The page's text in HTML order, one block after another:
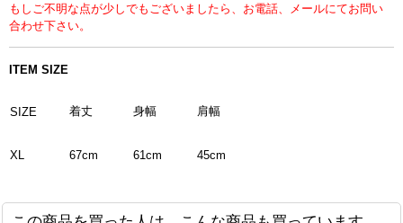
もしご不明な点が少しでもございましたら、お電話、メールにてお問い
合わせ下さい。
ITEM SIZE
SIZE 着丈 身幅 肩幅
XL 67cm 61cm 45cm